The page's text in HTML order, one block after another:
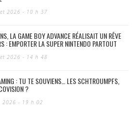
2026 - 10 h 37
LA GAME BOY ADVANCE RÉALISAIT UN RÊVE
: EMPORTER LA SUPER NINTENDO PARTOUT
2026 - 14 h 48
: TU TE SOUVIENS… LES SCHTROUMPFS,
?
2026 - 19 h 02